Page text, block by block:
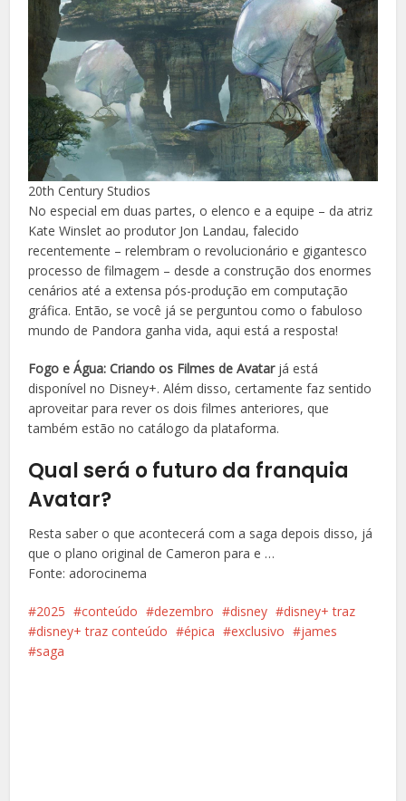
20th Century Studios
No especial em duas partes, o elenco e a equipe – da atriz
Kate Winslet ao produtor Jon Landau, falecido
recentemente – relembram o revolucionário e gigantesco
processo de filmagem – desde a construção dos enormes
cenários até a extensa pós-produção em computação
gráfica. Então, se você já se perguntou como o fabuloso
mundo de Pandora ganha vida, aqui está a resposta!
Fogo e Água: Criando os Filmes de Avatarjá está
disponível no Disney+. Além disso, certamente faz sentido
aproveitar para rever os dois filmes anteriores, que
também estão no catálogo da plataforma.
Qual será o futuro da franquia
Avatar?
Resta saber o que acontecerá com a saga depois disso, já
que o plano original de Cameron para e …
Fonte: adorocinema
2025 conteúdo dezembro disney
disney+ traz
disney+ traz conteúdo
épica exclusivo
james
saga